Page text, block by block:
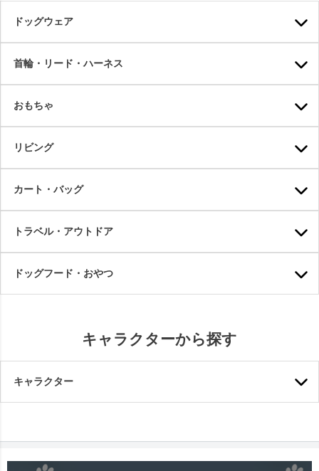
ドッグウェア
首輪・リード・ハーネス
おもちゃ
リビング
カート・バッグ
トラベル・アウトドア
ドッグフード・おやつ
キャラクターから探す
キャラクター